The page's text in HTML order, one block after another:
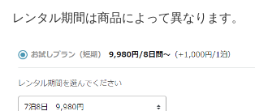
レンタル期間は商品によって異なります。